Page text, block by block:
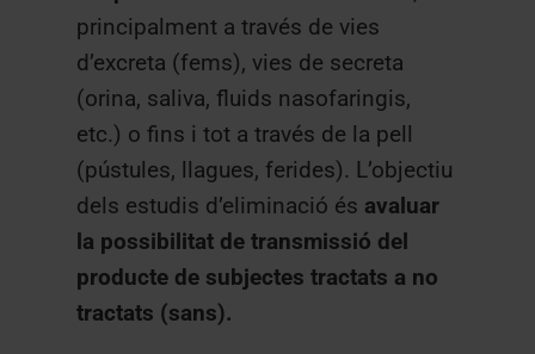
principalment a través de vies
d’excreta (fems), vies de secreta
(orina, saliva, fluids nasofaringis,
etc.) o fins i tot a través de la pell
(pústules, llagues, ferides). L’objectiu
dels estudis d’eliminació és avaluar
la possibilitat de transmissió del
producte de subjectes tractats a no
tractats (sans).